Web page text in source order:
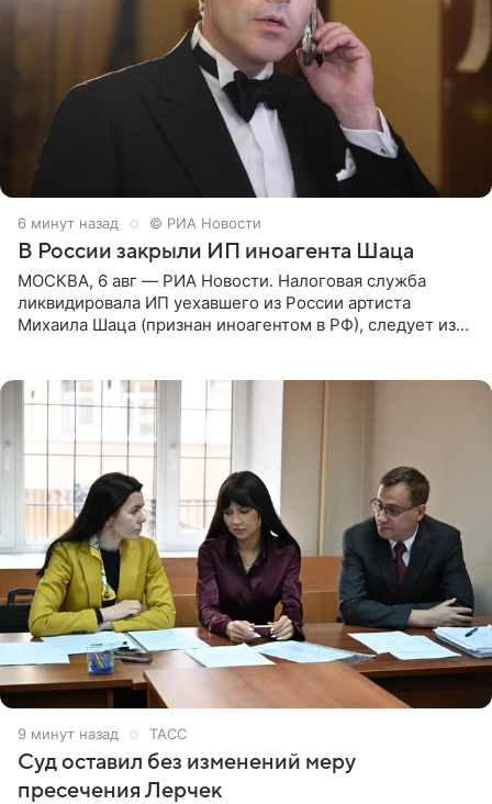
6 минут назад © РИА Новости
В России закрыли ИП иноагента Шаца
МОСКВА, 6 авг — РИА Новости. Налоговая служба
ликвидировала ИП уехавшего из России артиста
Михаила Шаца (признан иноагентом в РФ), следует из
9 минут назад ТАСС
Суд оставил без изменений меру
пресечения Лерчек